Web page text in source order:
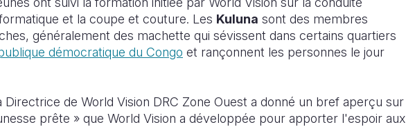
et la coupe et couture. Les Kuluna sont des membres
généralement des machette qui sévissent dans certains quartiers
démocratique du Congo et rançonnent les personnes le jour
de World Vision DRC Zone Ouest a donné un bref aperçu sur
prête » que World Vision a développée pour apporter l'espoir aux